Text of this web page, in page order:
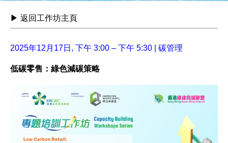
▶ 返回工作坊主頁
2025年12月17日, 下午 3:00 – 下午 5:30 | 碳管理
低碳零售：綠色減碳策略